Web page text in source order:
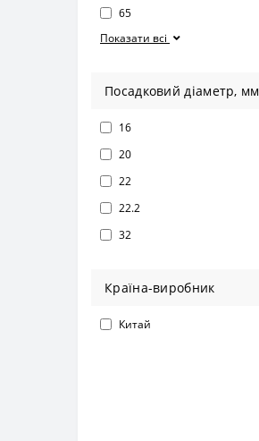
65
Показати всі
Посадковий діаметр, мм
16
20
22
22.2
32
Країна-виробник
Китай